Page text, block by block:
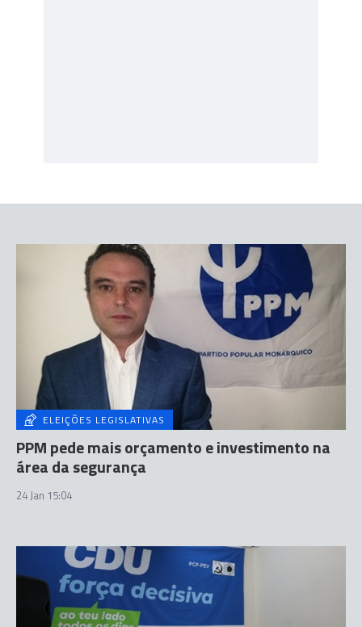
ELEIÇÕES LEGISLATIVAS
PPM pede mais orçamento e investimento na
área da segurança
24 Jan 15:04